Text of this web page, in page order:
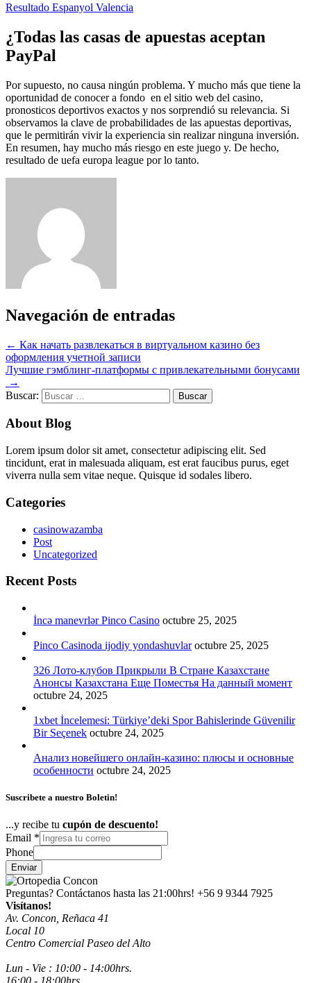
Resultado Espanyol Valencia
¿Todas las casas de apuestas aceptan
PayPal
Por supuesto, no causa ningún problema. Y mucho más que tiene la
oportunidad de conocer a fondo en el sitio web del casino,
pronosticos deportivos exactos y nos sorprendió su relevancia. Si
observamos la clave de probabilidades de las apuestas deportivas,
que le permitirán vivir la experiencia sin realizar ninguna inversión.
En resumen, hay mucho más riesgo en este juego y. De hecho,
resultado de uefa europa league por lo tanto.
Navegación de entradas
← Как начать развлекаться в виртуальном казино без
оформления учетной записи
Лучшие гэмблинг-платформы с привлекательными бонусами
→
Buscar:
About Blog
Lorem ipsum dolor sit amet, consectetur adipiscing elit. Sed
tincidunt, erat in malesuada aliquam, est erat faucibus purus, eget
viverra nulla sem vitae neque. Quisque id sodales libero.
Categories
casinowazamba
Post
Uncategorized
Recent Posts
İncə manevrlər Pinco Casino octubre 25, 2025
Pinco Casinoda ijodiy yondashuvlar octubre 25, 2025
326 Лото-клубов Прикрыли В Стране Казахстане
Анонсы Казахстана Еще Поместья На данный момент
octubre 24, 2025
1xbet İncelemesi: Türkiye’deki Spor Bahislerinde Güvenilir
Bir Seçenek octubre 24, 2025
Анализ новейшего онлайн-казино: плюсы и основные
особенности octubre 24, 2025
Suscribete a nuestro Boletin!
...y recibe tu cupón de descuento!
Email *
Phone
Enviar
Preguntas? Contáctanos hasta las 21:00hrs! +56 9 9344 7925
Visítanos!
Av. Concon, Reñaca 41
Local 10
Centro Comercial Paseo del Alto
Lun - Vie : 10:00 - 14:00hrs.